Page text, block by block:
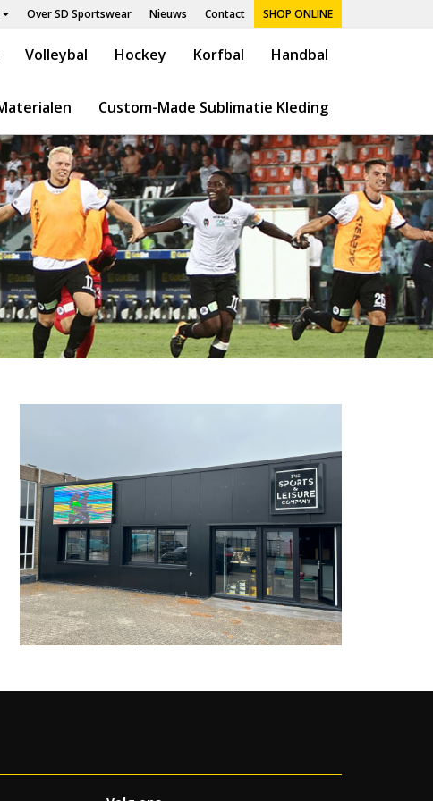
Over SD Sportswear Nieuws Contact SHOP ONLINE
Volleybal Hockey Korfbal Handbal
Custom-Made Sublimatie Kleding